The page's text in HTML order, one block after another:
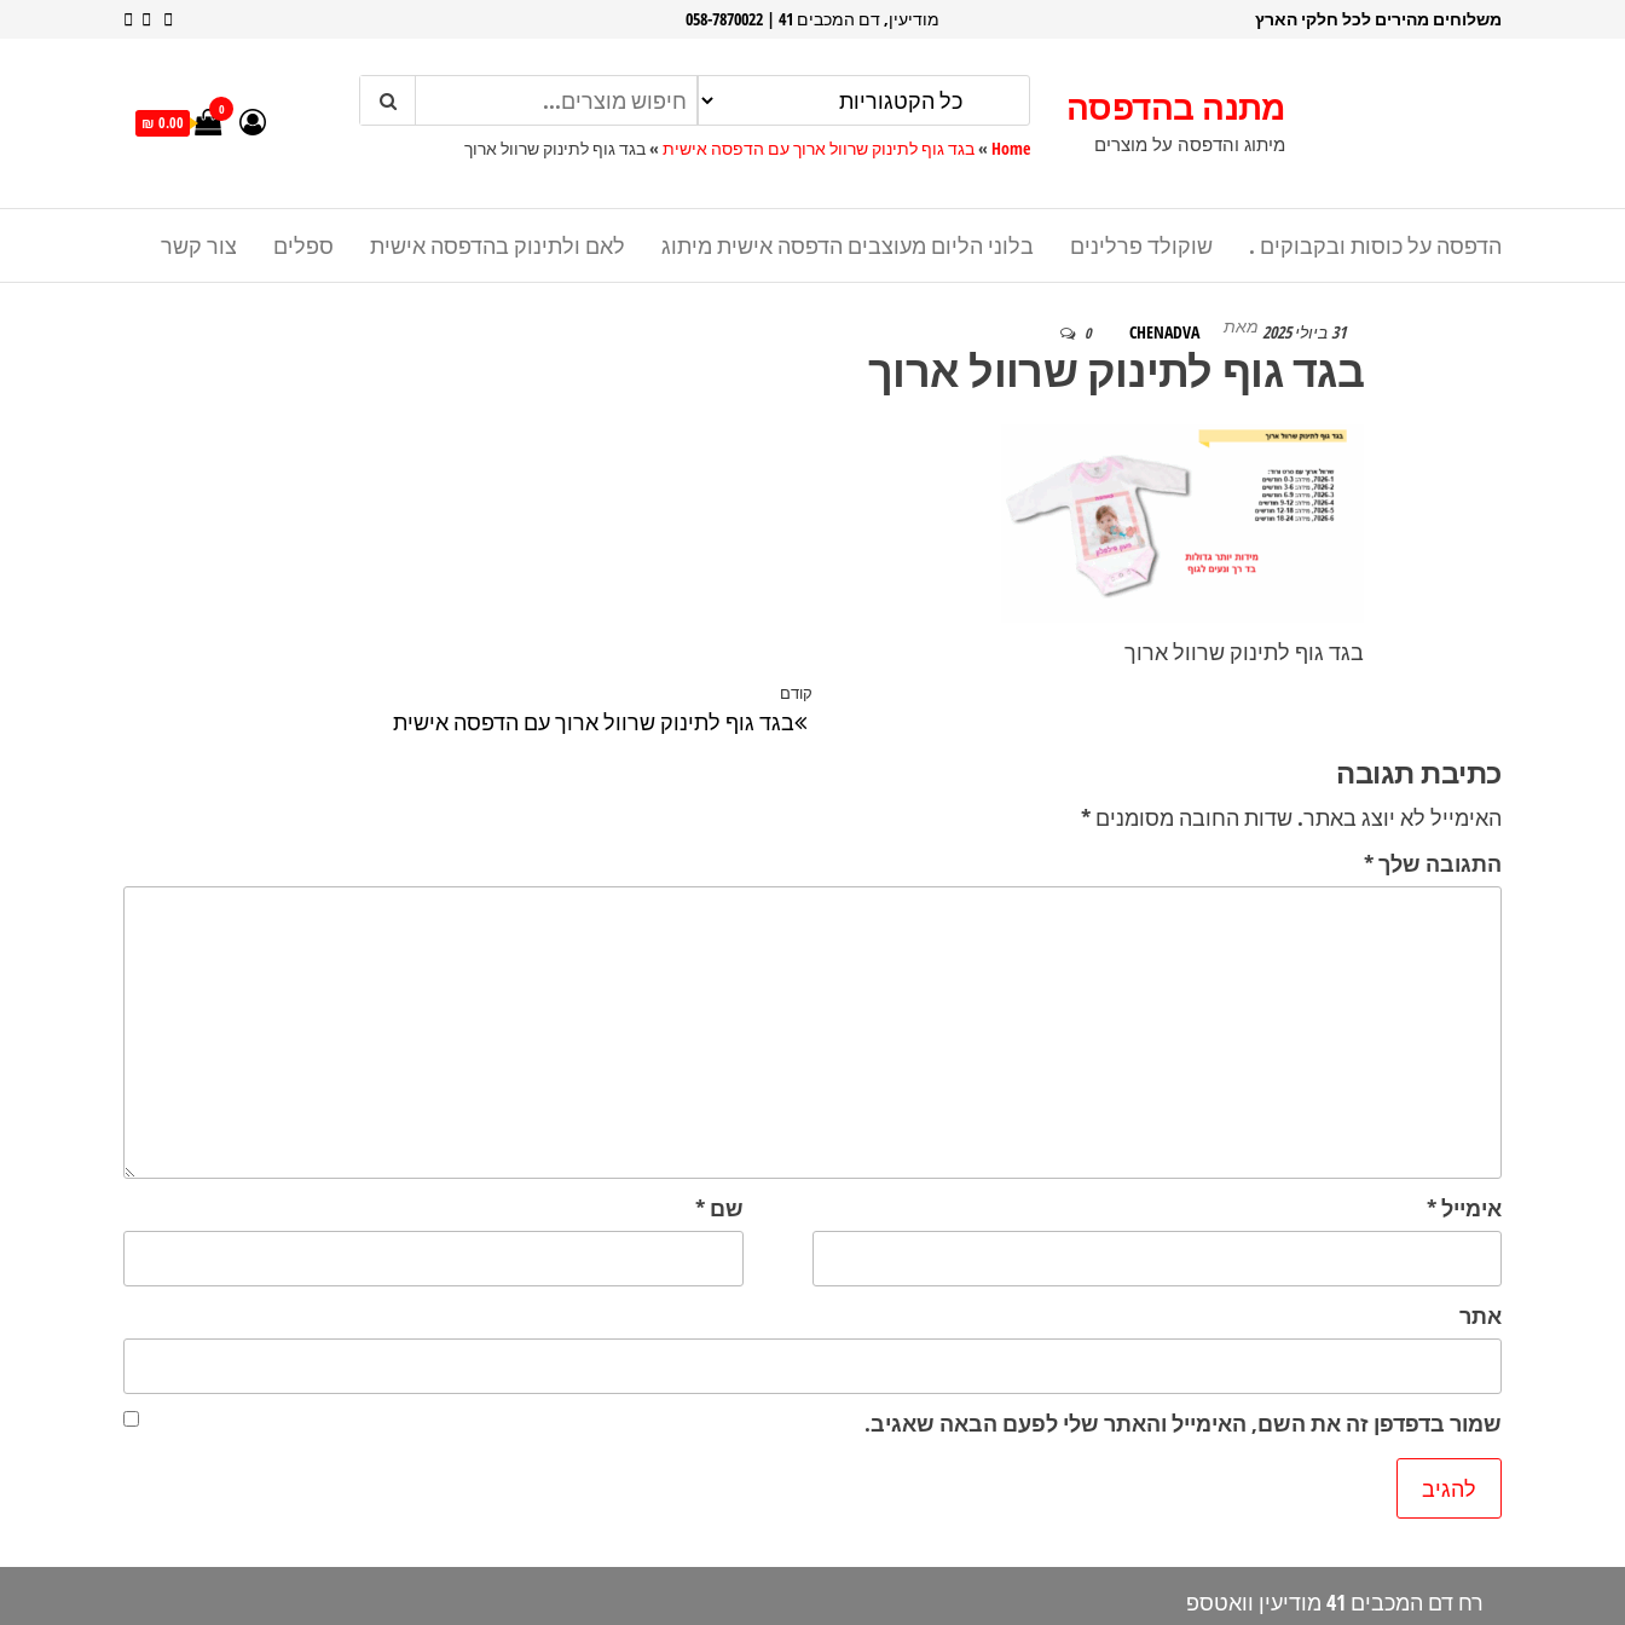
משלוחים מהירים לכל חלקי הארץ מודיעין, דם המכבים 41 | 058-7870022
מתנה בהדפסה
מיתוג והדפסה על מוצרים Home
»בגד גוף לתינוק שרוול ארוך עם הדפסה אישית »בגד גוף לתינוק שרוול ארוך
0
0.00 ₪
צור קשר ספלים לאם ולתינוק בהדפסה אישית בלוני הליום מעוצבים הדפסה אישית מיתוג שוקולד פרלינים הדפסה על כוסות ובקבוקים .
31 ביולי 2025 מאת CHENADVA
0
בגד גוף לתינוק שרוול ארוך
בגד גוף לתינוק שרוול ארוך
הפוסט
הקודם
קודם
בגד גוף לתינוק שרוול ארוך עם הדפסה אישית
כתיבת תגובה
האימייל לא יוצג באתר. שדות החובה מסומנים *
התגובה שלך*
שם * אימייל*
אתר
שמור בדפדפן זה את השם, האימייל והאתר שלי לפעם הבאה שאגיב.
רח דם המכבים 41 מודיעין וואטספ